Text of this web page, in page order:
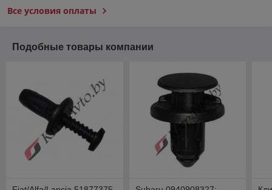
Все условия оплаты
Подобные товары компании